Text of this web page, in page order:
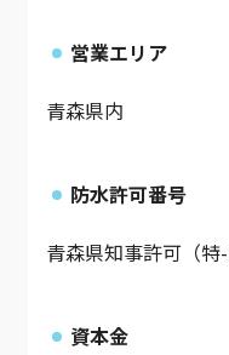
営業エリア
青森県内
防水許可番号
青森県知事許可（
資本金